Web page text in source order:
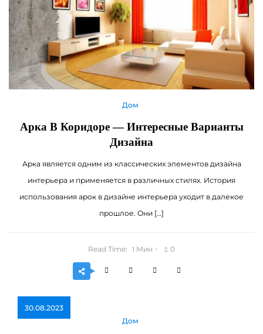
Дом
Арка В Коридоре — Интересные Варианты
Дизайна
Арка является одним из классических элементов дизайна
интерьера и применяется в различных стилях. История
использования арок в дизайне интерьера уходит в далекое
прошлое. Они […]
Read Time: 1 Мин 0
30.08.2023
Дом